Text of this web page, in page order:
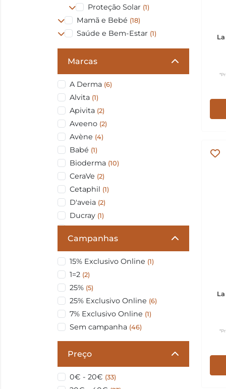
Proteção Solar (1)
Mamã e Bebé (18)
Saúde e Bem-Estar (1)
Marcas
A Derma (6)
Alvita (1)
Apivita (2)
Aveeno (2)
Avène (4)
Babé (1)
Bioderma (10)
CeraVe (2)
Cetaphil (1)
D'aveia (2)
Ducray (1)
Interapothek
Isdin(1)
Neutrogena
Oleoban
Sem marca
Uriage
Campanhas
15% Exclusivo Online (1)
1=2 (2)
25% (5)
25% Exclusivo Online (6)
7% Exclusivo Online (1)
Sem campanha (46)
Preço
0€ - 20€ (33)